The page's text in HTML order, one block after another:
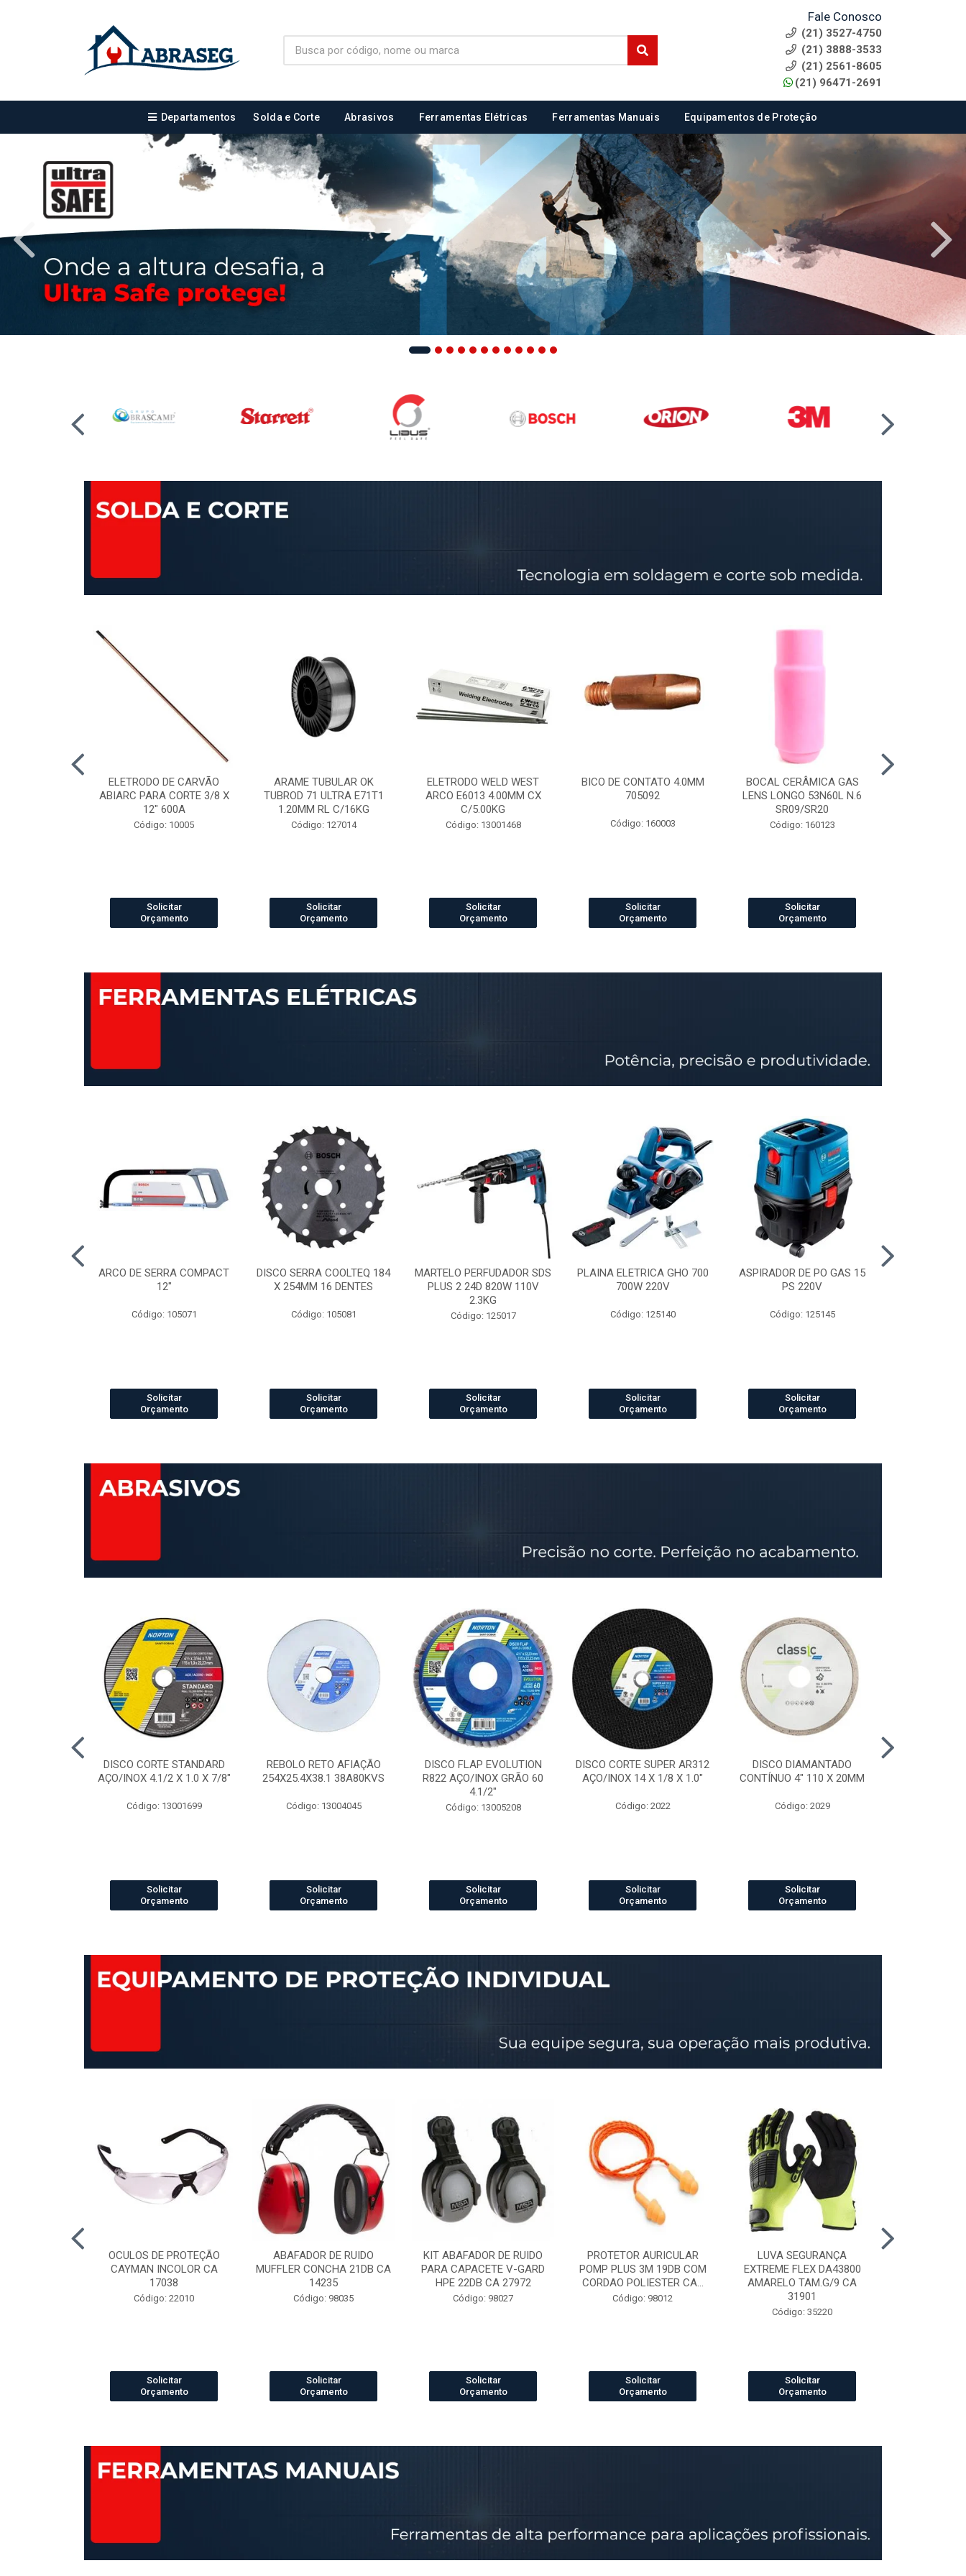
Fale Conosco
(21) 3527-4750
(21) 3888-3533
(21) 2561-8605
(21) 96471-2691
Departamentos Solda e Corte Abrasivos Ferramentas Elétricas Ferramentas Manuais Equipamentos de Proteção
ELETRODO DE CARVÃO
ABIARC PARA CORTE 3/8 X
12" 600A
Código: 10005
Solicitar
Orçamento
ARAME TUBULAR OK
TUBROD 71 ULTRA E71T1
1.20MM RL C/16KG
Código: 127014
Solicitar
Orçamento
ELETRODO WELD WEST
ARCO E6013 4.00MM CX
C/5.00KG
Código: 13001468
Solicitar
Orçamento
BICO DE CONTATO 4.0MM
705092
Código: 160003
Solicitar
Orçamento
BOCAL CERÂMICA GAS
LENS LONGO 53N60L N.6
SR09/SR20
Código: 160123
Solicitar
Orçamento
ARCO DE SERRA COMPACT
12"
Código: 105071
Solicitar
Orçamento
DISCO SERRA COOLTEQ 184
X 254MM 16 DENTES
Código: 105081
Solicitar
Orçamento
MARTELO PERFUDADOR SDS
PLUS 2 24D 820W 110V
2.3KG
Código: 125017
Solicitar
Orçamento
PLAINA ELETRICA GHO 700
700W 220V
Código: 125140
Solicitar
Orçamento
ASPIRADOR DE PO GAS 15
PS 220V
Código: 125145
Solicitar
Orçamento
DISCO CORTE STANDARD
AÇO/INOX 4.1/2 X 1.0 X 7/8"
Código: 13001699
Solicitar
Orçamento
REBOLO RETO AFIAÇÃO
254X25.4X38.1 38A80KVS
Código: 13004045
Solicitar
Orçamento
DISCO FLAP EVOLUTION
R822 AÇO/INOX GRÃO 60
4.1/2"
Código: 13005208
Solicitar
Orçamento
DISCO CORTE SUPER AR312
AÇO/INOX 14 X 1/8 X 1.0"
Código: 2022
Solicitar
Orçamento
DISCO DIAMANTADO
CONTÍNUO 4" 110 X 20MM
Código: 2029
Solicitar
Orçamento
OCULOS DE PROTEÇÃO
CAYMAN INCOLOR CA
17038
Código: 22010
Solicitar
Orçamento
ABAFADOR DE RUIDO
MUFFLER CONCHA 21DB CA
14235
Código: 98035
Solicitar
Orçamento
KIT ABAFADOR DE RUIDO
PARA CAPACETE V-GARD
HPE 22DB CA 27972
Código: 98027
Solicitar
Orçamento
PROTETOR AURICULAR
POMP PLUS 3M 19DB COM
CORDAO POLIESTER CA...
Código: 98012
Solicitar
Orçamento
LUVA SEGURANÇA
EXTREME FLEX DA43800
AMARELO TAM.G/9 CA
31901
Código: 35220
Solicitar
Orçamento